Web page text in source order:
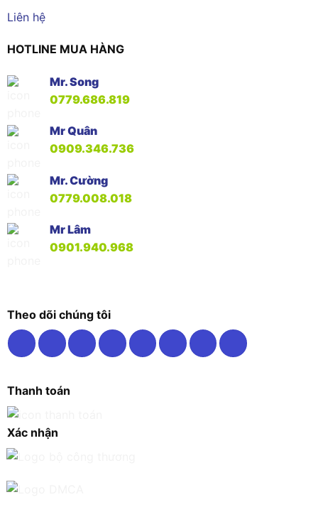
Liên hệ
HOTLINE MUA HÀNG
Mr. Song
0779.686.819
Mr Quân
0909.346.736
Mr. Cường
0779.008.018
Mr Lâm
0901.940.968
Theo dõi chúng tôi
Thanh toán
Xác nhận